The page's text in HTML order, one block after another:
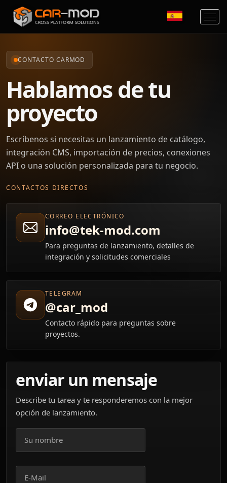
CONTACTO CARMOD
Hablamos de tu
proyecto
Escríbenos si necesitas un lanzamiento de catálogo,
integración CMS, importación de precios, conexiones
API o una solución personalizada para tu negocio.
CONTACTOS DIRECTOS
CORREO ELECTRÓNICO
info@tek-mod.com
Para preguntas de lanzamiento, detalles de
integración y solicitudes comerciales
TELEGRAM
@car_mod
Contacto rápido para preguntas sobre
proyectos.
enviar un mensaje
Describe tu tarea y te responderemos con la mejor
opción de lanzamiento.